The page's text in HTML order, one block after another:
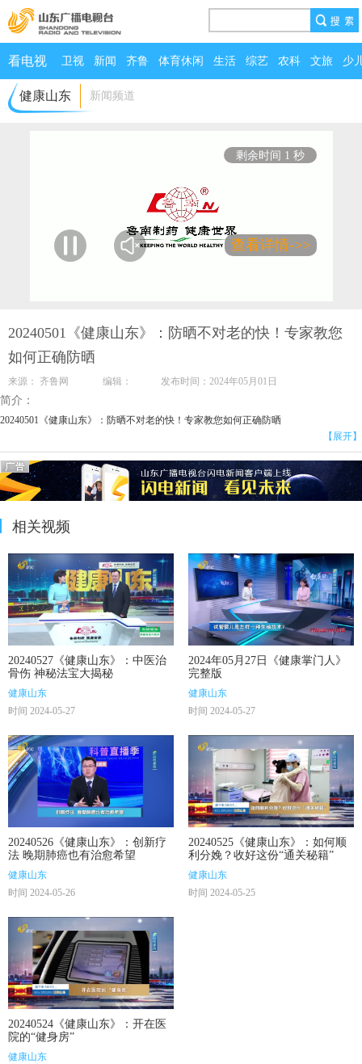
看电视 卫视 新闻 齐鲁 体育休闲 生活 综艺 农科 文旅 少
健康山东 新闻频道
剩余时间 0 秒
查看详情->>
20240501《健康山东》：防晒不对老的快！专家教您
如何正确防晒
来源： 齐鲁网 编辑： 发布时间：2024年05月01日
简介：
20240501《健康山东》：防晒不对老的快！专家教您如何正确防晒
【展开】
相关视频
20240527《健康山东》：中医治
骨伤 神秘法宝大揭秘
健康山东
时间 2024-05-27
2024年05月27日《健康掌门人》
完整版
健康山东
时间 2024-05-27
20240526《健康山东》：创新疗
法 晚期肺癌也有治愈希望
健康山东
时间 2024-05-26
20240525《健康山东》：如何顺
利分娩？收好这份“通关秘籍”
健康山东
时间 2024-05-25
20240524《健康山东》：开在医
院的“健身房”
健康山东